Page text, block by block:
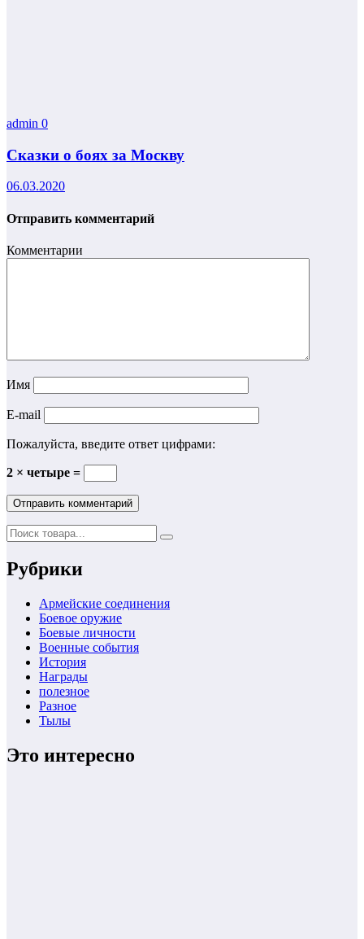
admin 0
Сказки о боях за Москву
06.03.2020
Отправить комментарий
Комментарии
Имя
E-mail
Пожалуйста, введите ответ цифрами:
2 × четыре =
Рубрики
Армейские соединения
Боевое оружие
Боевые личности
Военные события
История
Награды
полезное
Разное
Тылы
Это интересно